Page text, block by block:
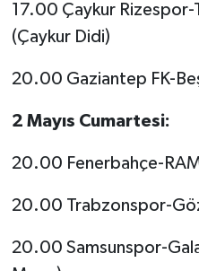
17.00 Çaykur
(Çaykur Didi)
20.00 Gaziantep FK-
2 Mayıs Cumartesi:
20.00 Fenerbahçe-
20.00 Trabzonspor-
20.00 Samsunspor-
Politika
Sağlık
Siyaset
Spor
Tarım ve Ekonomi